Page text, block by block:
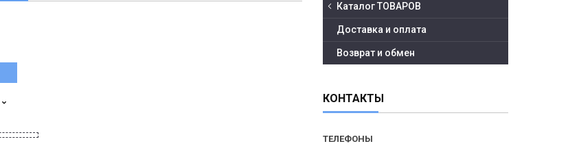
Каталог ТОВАРОВ
Доставка и оплата
Возврат и обмен
КОНТАКТЫ